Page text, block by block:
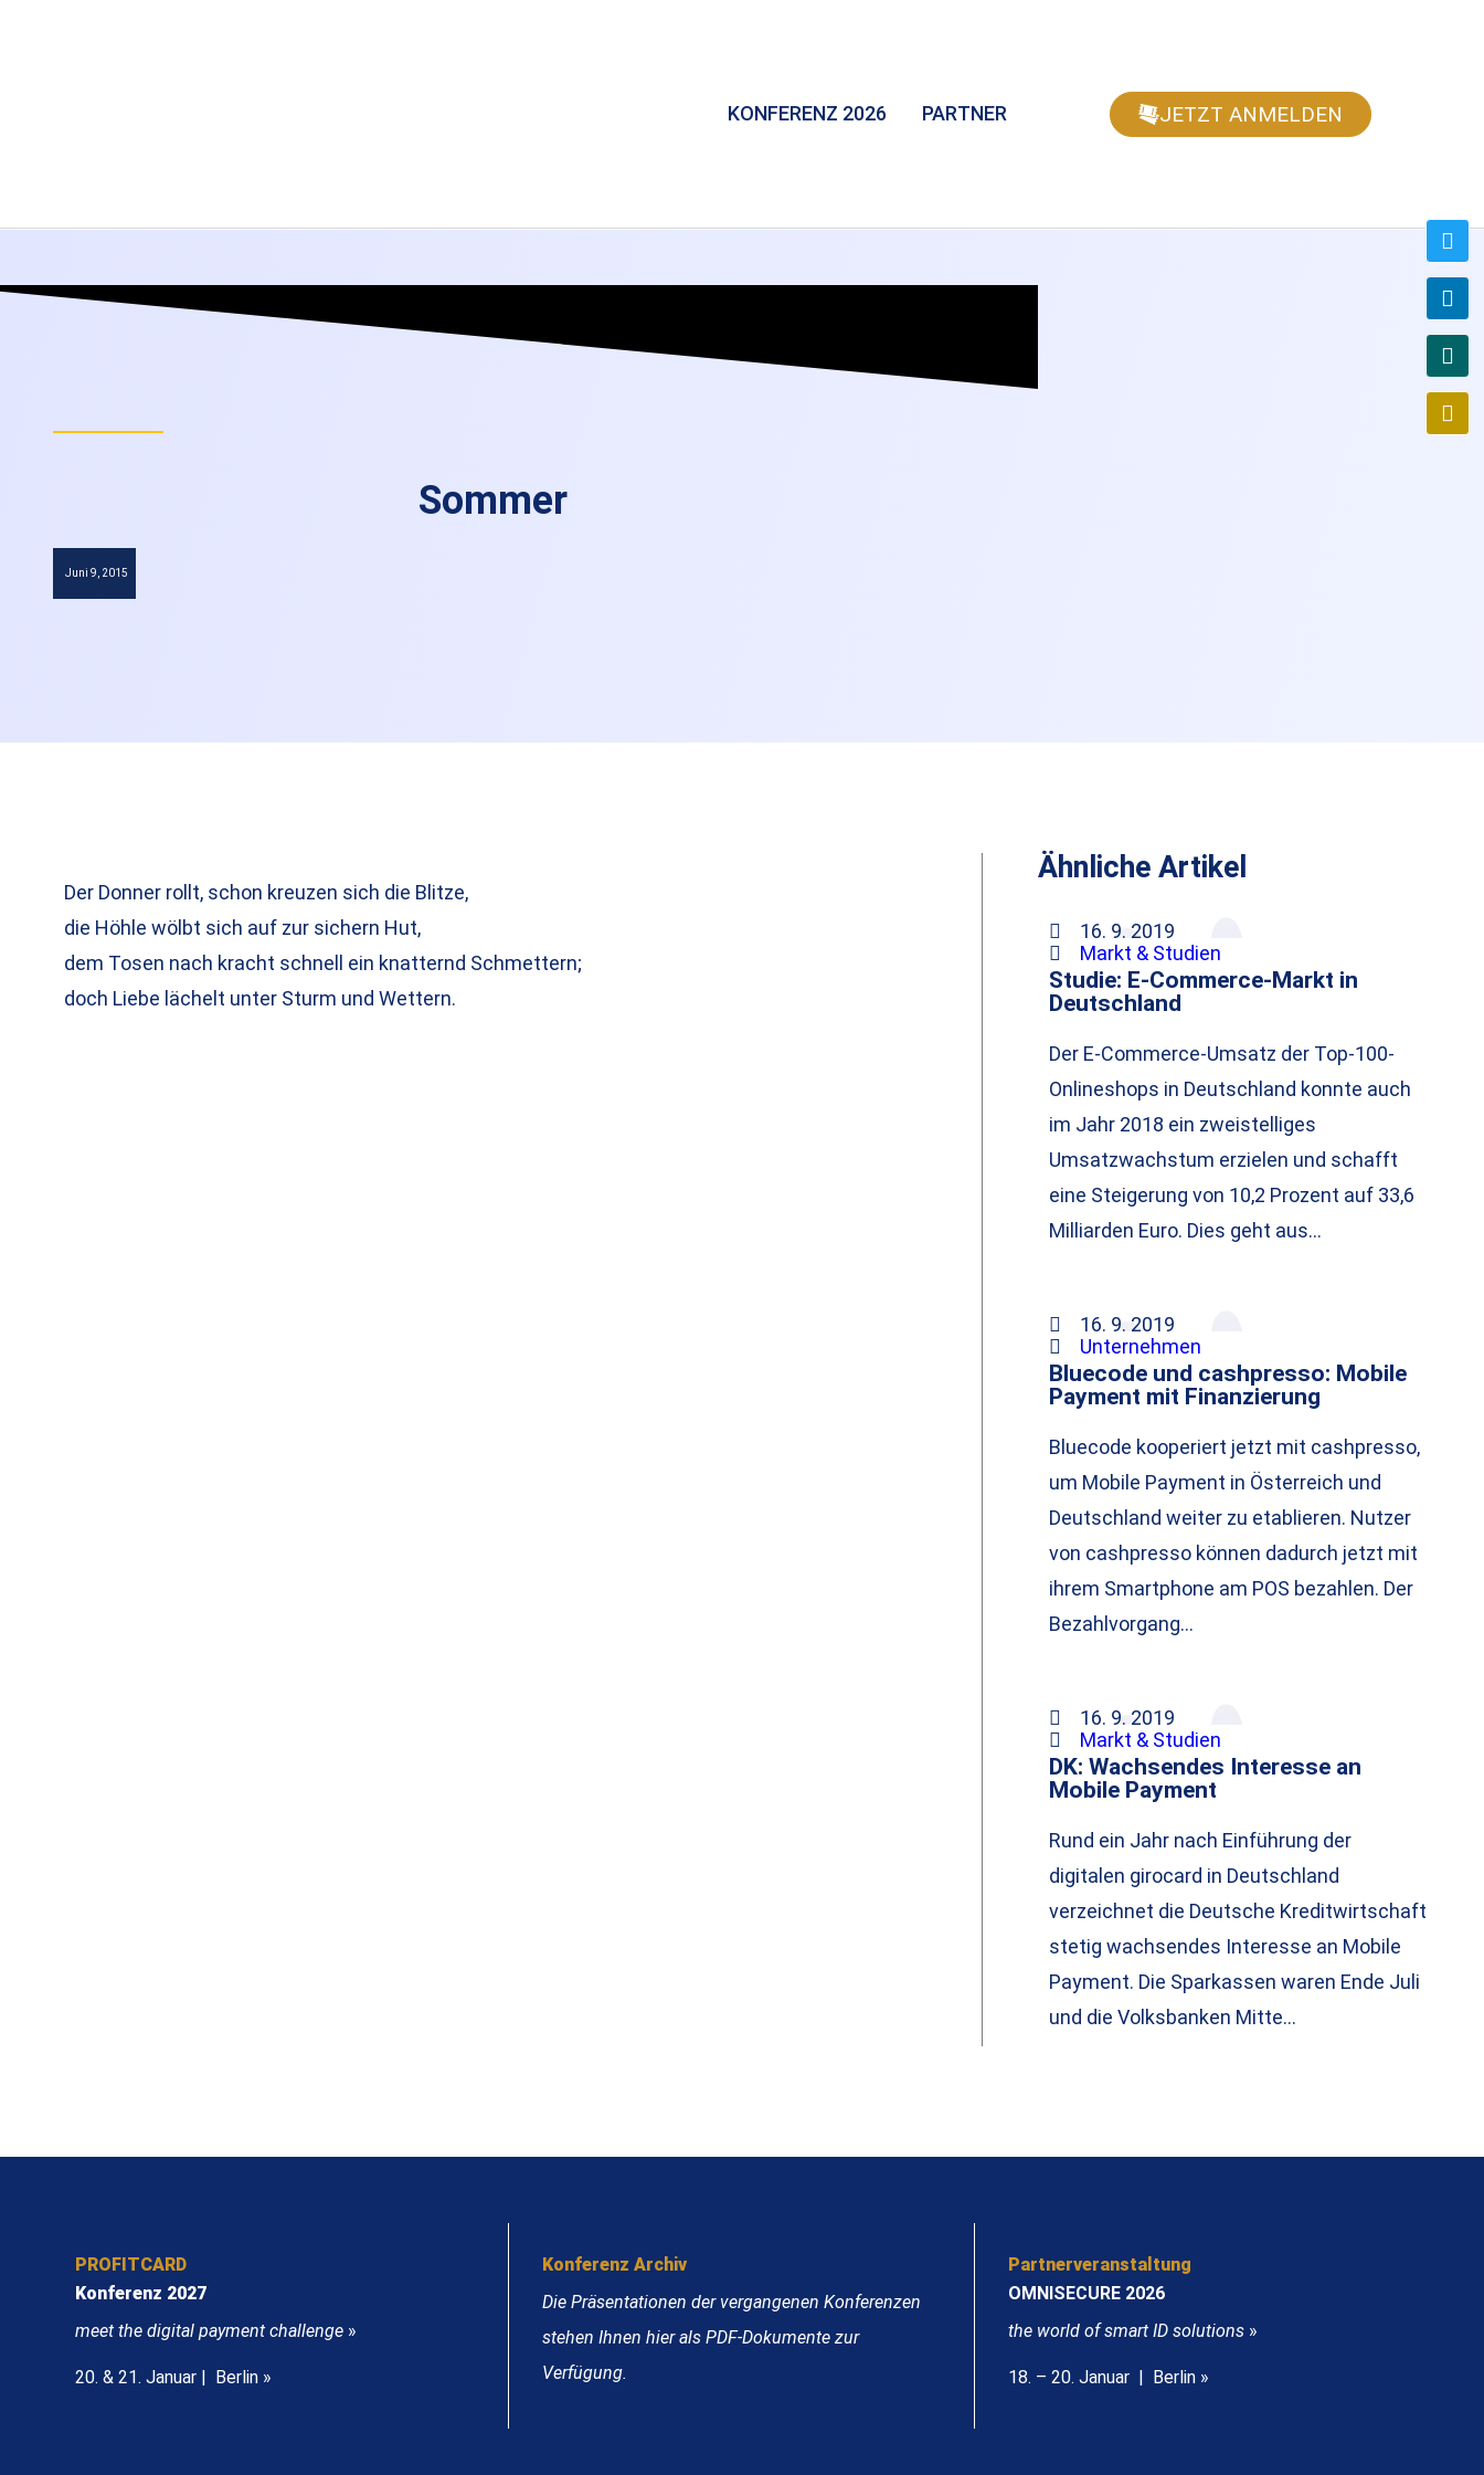
KONFERENZ 2026 PARTNER JETZT ANMELDEN
Sommer
Juni 9, 2015
Der Donner rollt, schon kreuzen sich die Blitze,
die Höhle wölbt sich auf zur sichern Hut,
dem Tosen nach kracht schnell ein knatternd Schmettern;
doch Liebe lächelt unter Sturm und Wettern.
Ähnliche Artikel
16. 9. 2019
Markt & Studien
Studie: E-Commerce-Markt in
Deutschland
Der E-Commerce-Umsatz der Top-100-
Onlineshops in Deutschland konnte auch
im Jahr 2018 ein zweistelliges
Umsatzwachstum erzielen und schafft
eine Steigerung von 10,2 Prozent auf 33,6
Milliarden Euro. Dies geht aus…
16. 9. 2019
Unternehmen
Bluecode und cashpresso: Mobile
Payment mit Finanzierung
Bluecode kooperiert jetzt mit cashpresso,
um Mobile Payment in Österreich und
Deutschland weiter zu etablieren. Nutzer
von cashpresso können dadurch jetzt mit
ihrem Smartphone am POS bezahlen. Der
Bezahlvorgang…
16. 9. 2019
Markt & Studien
DK: Wachsendes Interesse an
Mobile Payment
Rund ein Jahr nach Einführung der
digitalen girocard in Deutschland
verzeichnet die Deutsche Kreditwirtschaft
stetig wachsendes Interesse an Mobile
Payment. Die Sparkassen waren Ende Juli
und die Volksbanken Mitte…
PROFITCARD
Konferenz 2027
meet the digital payment challenge »
20. & 21. Januar | Berlin »
Konferenz Archiv
Die Präsentationen der vergangenen Konferenzen
stehen Ihnen hier als PDF-Dokumente zur
Verfügung.
Partnerveranstaltung
OMNISECURE 2026
the world of smart ID solutions »
18. – 20. Januar | Berlin »